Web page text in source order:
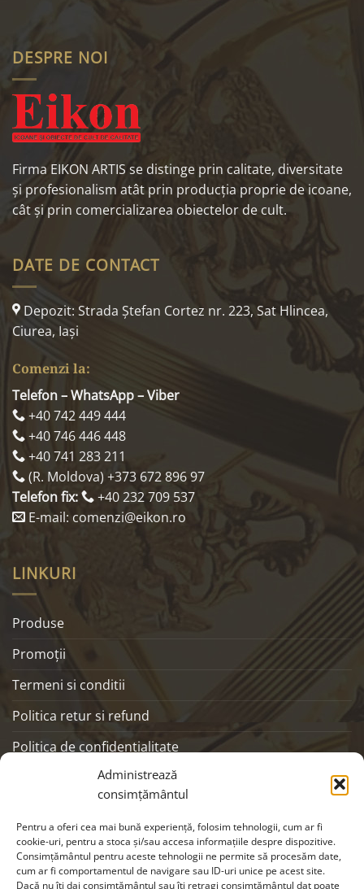
Administrează
consimțământul
Pentru a oferi cea mai bună experiență, folosim tehnologii, cum ar fi
cookie-uri, pentru a stoca și/sau accesa informațiile despre dispozitive.
Consimțământul pentru aceste tehnologii ne permite să procesăm date,
cum ar fi comportamentul de navigare sau ID-uri unice pe acest site.
Dacă nu îți dai consimțământul sau îți retragi consimțământul dat poate
DESPRE NOI
Firma EIKON ARTIS se distinge prin calitate, diversitate
și profesionalism atât prin producția proprie de icoane,
cât și prin comercializarea obiectelor de cult.
DATE DE CONTACT
Depozit: Strada Ştefan Cortez nr. 223, Sat Hlincea,
Ciurea, Iaşi
Comenzi la:
Telefon – WhatsApp – Viber
+40 742 449 444
+40 746 446 448
+40 741 283 211
(R. Moldova) +373 672 896 97
Telefon fix:
+40 232 709 537
E-mail: comenzi@eikon.ro
LINKURI
Produse
Promoţii
Termeni si conditii
Politica retur si refund
Politica de confidentialitate
SOCIALS